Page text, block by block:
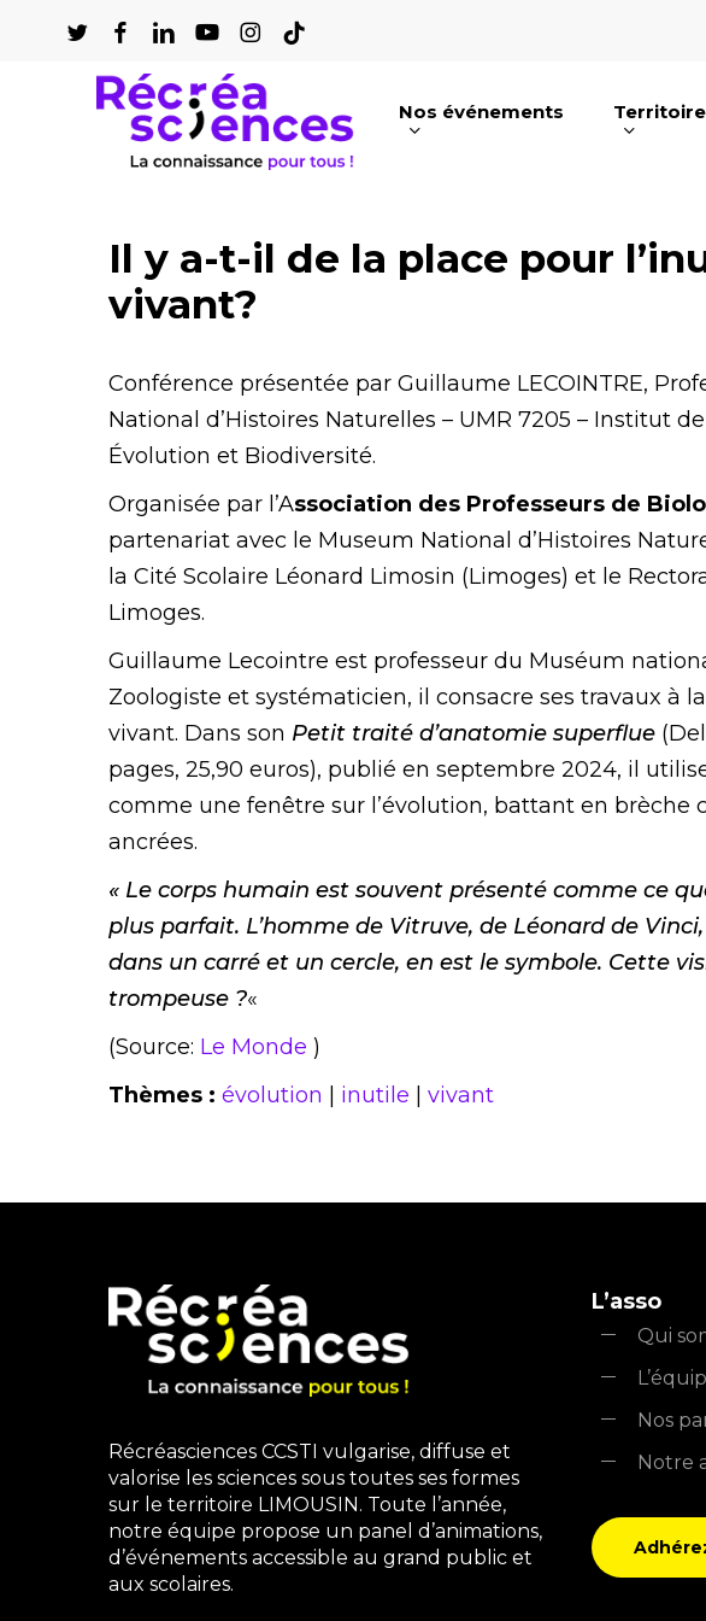
Nos événements Territoire
Il y a-t-il de la place pour
vivant?
Conférence présentée par Guillaume LECOINTRE,
National d’Histoires Naturelles – UMR 7205 – Institut
Évolution et Biodiversité.
Organisée par l’Association des Professeurs de
partenariat avec le Museum National d’Histoires
la Cité Scolaire Léonard Limosin (Limoges) et le
Limoges.
Guillaume Lecointre est professeur du Muséum
Zoologiste et systématicien, il consacre ses travaux à
vivant. Dans son Petit traité d’anatomie superflue
pages, 25,90 euros), publié en septembre 2024, il
comme une fenêtre sur l’évolution, battant en brèche
ancrées.
« Le corps humain est souvent présenté comme ce
plus parfait. L’homme de Vitruve, de Léonard de
dans un carré et un cercle, en est le symbole. Cette
trompeuse ?«
(Source: Le Monde )
Thèmes : évolution inutile vivant
Récréasciences CCSTI vulgarise, diffuse et
valorise les sciences sous toutes ses formes
sur le territoire LIMOUSIN. Toute l’année,
notre équipe propose un panel d’animations,
d’événements accessible au grand public et
aux scolaires.
L’asso
Qui
Nos
Notre